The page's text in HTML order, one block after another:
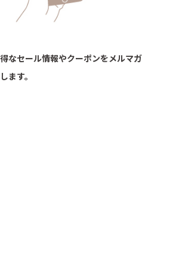
なセール情報やクーポンをメルマガ
ます。